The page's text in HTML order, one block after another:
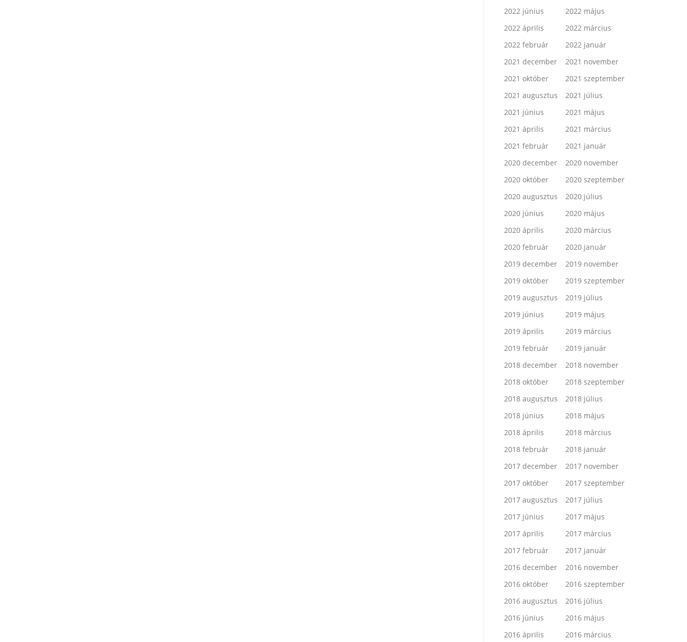
2022 június
2022 május
2022 április
2022 március
2022 február
2022 január
2021 december
2021 november
2021 október
2021 szeptember
2021 augusztus
2021 július
2021 június
2021 május
2021 április
2021 március
2021 február
2021 január
2020 december
2020 november
2020 október
2020 szeptember
2020 augusztus
2020 július
2020 június
2020 május
2020 április
2020 március
2020 február
2020 január
2019 december
2019 november
2019 október
2019 szeptember
2019 augusztus
2019 július
2019 június
2019 május
2019 április
2019 március
2019 február
2019 január
2018 december
2018 november
2018 október
2018 szeptember
2018 augusztus
2018 július
2018 június
2018 május
2018 április
2018 március
2018 február
2018 január
2017 december
2017 november
2017 október
2017 szeptember
2017 augusztus
2017 július
2017 június
2017 május
2017 április
2017 március
2017 február
2017 január
2016 december
2016 november
2016 október
2016 szeptember
2016 augusztus
2016 július
2016 június
2016 május
2016 április
2016 március